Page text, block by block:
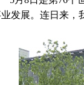
发展。连日来，